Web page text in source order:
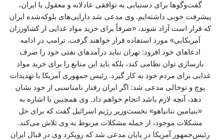
گفت‌وگوها برای دستیابی به توافقی عادلانه و معقول با ایران،
پیشرفت خوبی داشته‌ایم. وی مدعی شد دارایی‌های بلوکه‌شده ایران
که قرار است آزاد شوند، «صرفاً برای خرید مواد غذایی از کشاورزان
آمریکایی» مورد استفاده قرار خواهند گرفت. ترامپ در ادامه
ادعاهای خود افزود: تهران نباید درآمدهای نفتی خود را صرف
بازسازی توان نظامی کند، بلکه باید این منابع را برای خرید مواد
غذایی برای مردم خود به کار گیرد. رئیس جمهوری آمریکا با تهدیدات
پوچ و توخالی مدعی شد: اگر ایران رفتار نامناسبی از خود نشان
دهد، آنچه لازم باشد انجام خواهم داد. وی همچنین با اشاره به
«بنیامین نتانیاهو» نخست‌وزیر رژیم اسرائیل گفت که برای حل
مشکلات موجود، از جمله مشکلات مربوط به وی تلاش می‌کند.
رئیس‌جمهور آمریکا در پایان مدعی شد که رویکرد وی در قبال ایران